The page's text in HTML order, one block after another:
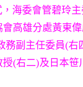
海委會管碧玲
高雄分處黃東
務副主任委員(
(右二)及日本